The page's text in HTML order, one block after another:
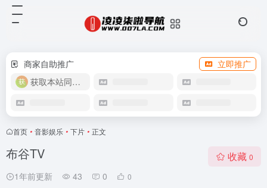
商家自助推广
立即推广
获取本站同款主题
首页 • 音影娱乐 • 下片 • 正文
布谷TV
1年前更新 43 0 0
收藏 0